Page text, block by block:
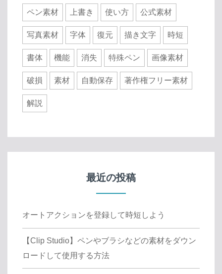
ペン素材 上書き 使い方 公式素材
写真素材 字体 復元 描き文字 時短
書体 機能 消失 特殊ペン 画像素材
破損 素材 自動保存 著作権フリー素材
解説
最近の投稿
オートアクションを登録して時短しよう
【Clip Studio】ペンやブラシなどの素材をダウン
ロードして使用する方法